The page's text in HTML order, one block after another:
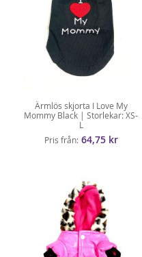
Ärmlös skjorta I Love My
Mommy Black | Storlekar: XS-
L
Pris från 64,75 kr